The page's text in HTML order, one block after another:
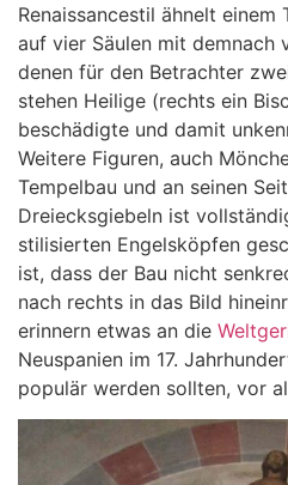
Renaissancestil ähnelt
auf vier Säulen mit demnach
denen für den Betrachter
stehen Heilige (rechts ein
beschädigte und damit
Weitere Figuren, auch
Tempelbau und an seinen
Dreiecksgiebeln ist
stilisierten Engelsköpfen
ist, dass der Bau nicht
nach rechts in das Bild
erinnern etwas an die
Neuspanien im 17.
populär werden sollten, vor